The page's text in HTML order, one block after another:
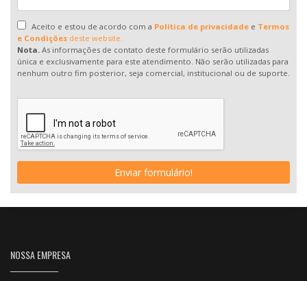
Aceito e estou de acordo com a Política de privacidadee Termos
e Condições deste website.
Nota. As informações de contato deste formulário serão utilizadas
única e exclusivamente para este atendimento. Não serão utilizadas para
nenhum outro fim posterior, seja comercial, institucional ou de suporte.
Enviar formulário!
NOSSA EMPRESA